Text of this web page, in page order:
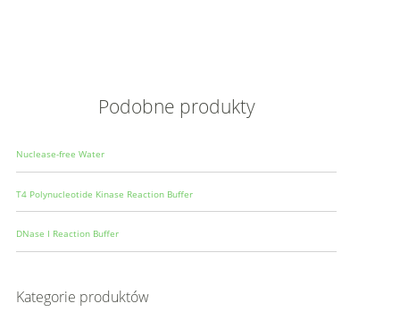
Podobne produkty
Nuclease-free Water
T4 Polynucleotide Kinase Reaction Buffer
DNase I Reaction Buffer
Kategorie produktów